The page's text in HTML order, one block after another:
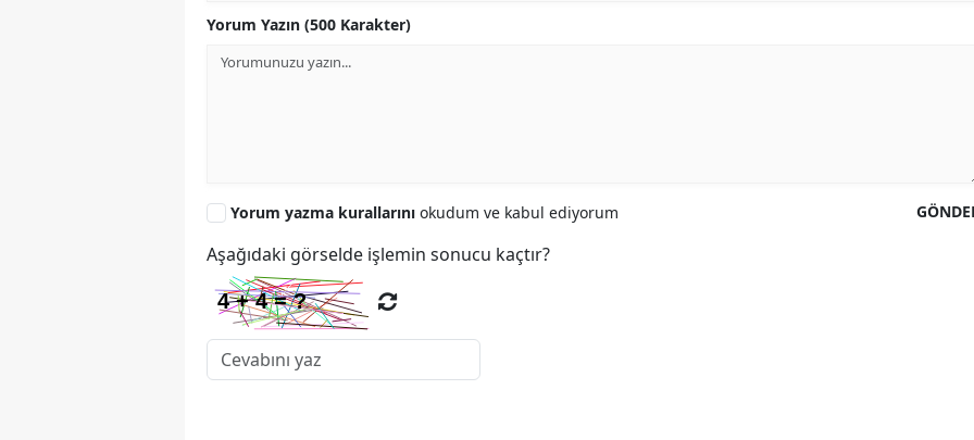
Yorum Yazın (500 Karakter)
Yorum yazma kurallarını okudum ve kabul ediyorum
Aşağıdaki görselde işlemin sonucu kaçtır?